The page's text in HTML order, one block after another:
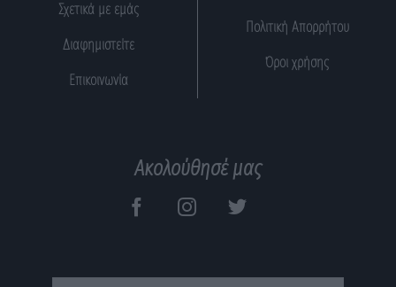
Σχετικά με εμάς
Διαφημιστείτε
Επικοινωνία
Πολιτική Απορρήτου
Όροι χρήσης
Ακολούθησέ μας